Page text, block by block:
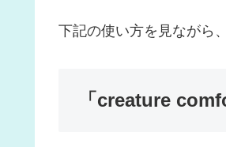
下記の使い方を見ながら
「creature